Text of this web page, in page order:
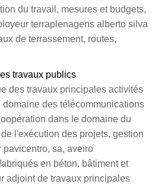
du travail, mesures et budgets,
terraplenagens alberto silva
de terrassement, routes,
travaux publics
des travaux principales activités
des télécommunications
dans le domaine du
l'exécution des projets, gestion
pavicentro, sa, aveiro
en béton, bâtiment et
adjoint de travaux principales